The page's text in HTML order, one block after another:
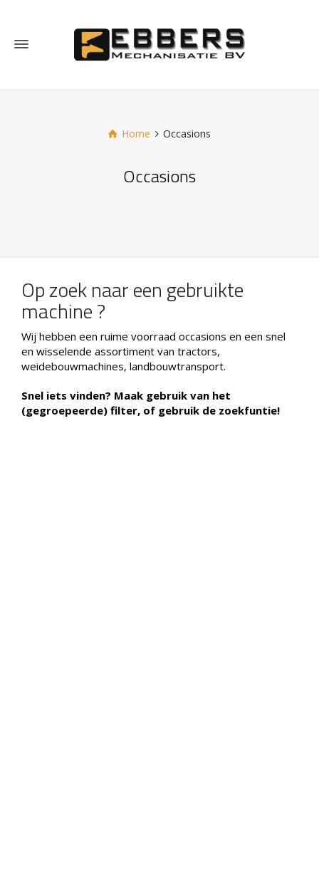
Home Occasions
Occasions
Op zoek naar een gebruikte
machine ?
Wij hebben een ruime voorraad occasions en een snel
en wisselende assortiment van tractors,
weidebouwmachines, landbouwtransport.
Snel iets vinden? Maak gebruik van het
(gegroepeerde) filter, of gebruik de zoekfuntie!